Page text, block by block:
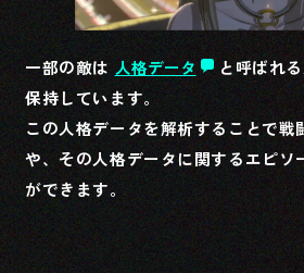
一部の敵は 人格データ
と呼ばれ
保持しています。
この人格データを解析することで戦
や、その人格データに関するエピソ
ができます。